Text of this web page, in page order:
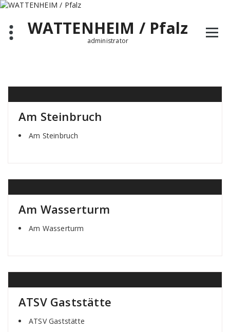
Zum
springenWATTENHEIM / Pfalz
administrator
Am Steinbruch
Am Steinbruch
Am Wasserturm
Am Wasserturm
ATSV Gaststätte
ATSV Gaststätte